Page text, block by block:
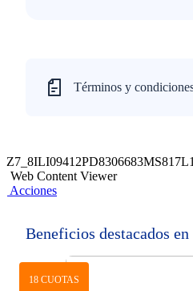
Términos y
Web Content Viewer
Acciones
Beneficios destacados
18 CUOTAS